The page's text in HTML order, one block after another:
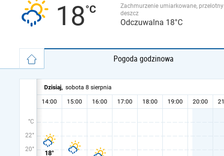
18
Zachmurzenie umiarkowane, przelotny
deszcz
Odczuwalna 18°C
Pogoda godzinowa
°C
22°
20°